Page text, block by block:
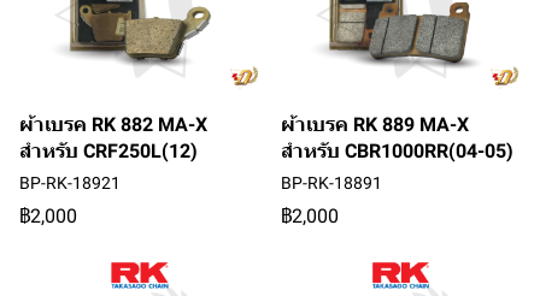
ผ้าเบรค RK 882 MA-X
สำหรับ CRF250L(12)
BP-RK-18921
฿2,000
ผ้าเบรค RK 889 MA-X
สำหรับ CBR1000RR(04-05)
BP-RK-18891
฿2,000